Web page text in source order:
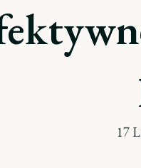
17